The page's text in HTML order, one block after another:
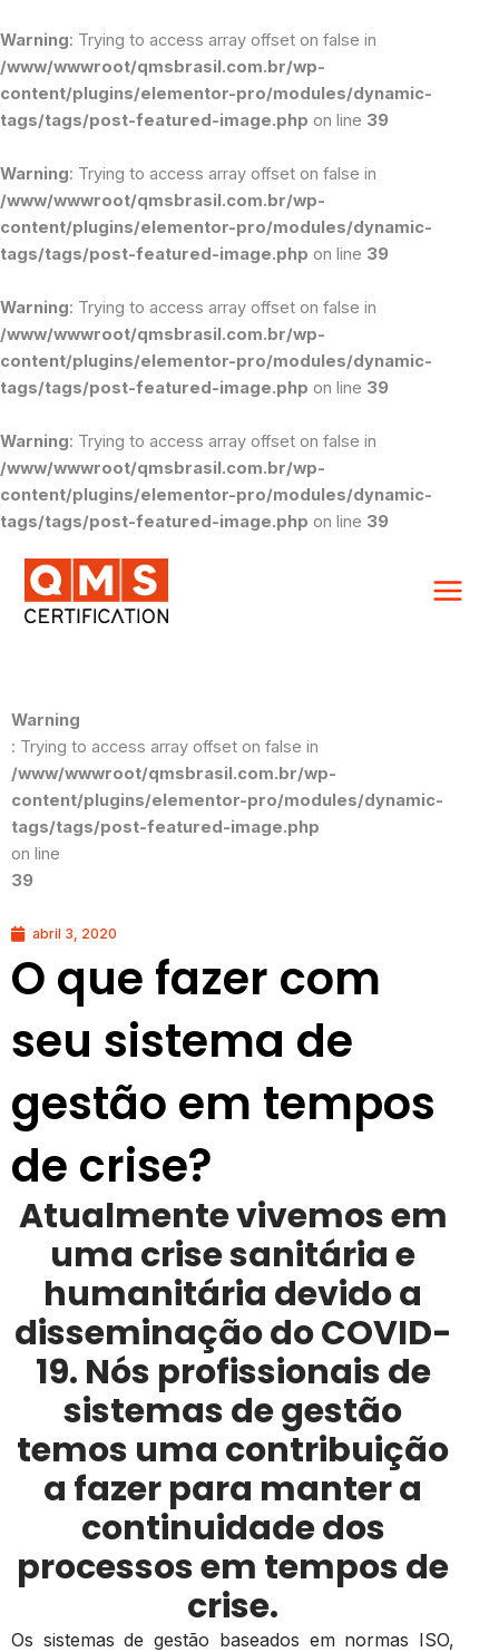
Warning: Trying to access array offset on false in
/www/wwwroot/qmsbrasil.com.br/wp-
content/plugins/elementor-pro/modules/dynamic-
tags/tags/post-featured-image.php on line 39
Warning: Trying to access array offset on false in
/www/wwwroot/qmsbrasil.com.br/wp-
content/plugins/elementor-pro/modules/dynamic-
tags/tags/post-featured-image.php on line 39
Warning: Trying to access array offset on false in
/www/wwwroot/qmsbrasil.com.br/wp-
content/plugins/elementor-pro/modules/dynamic-
tags/tags/post-featured-image.php on line 39
Warning: Trying to access array offset on false in
/www/wwwroot/qmsbrasil.com.br/wp-
content/plugins/elementor-pro/modules/dynamic-
tags/tags/post-featured-image.php on line 39
para
o
conteúdo
Warning
: Trying to access array offset on false in
/www/wwwroot/qmsbrasil.com.br/wp-
content/plugins/elementor-pro/modules/dynamic-
tags/tags/post-featured-image.php
on line
39
abril 3, 2020
O que fazer com
seu sistema de
gestão em tempos
de crise?
Atualmente vivemos em
uma crise sanitária e
humanitária devido a
disseminação do COVID-
19. Nós profissionais de
sistemas de gestão
temos uma contribuição
a fazer para manter a
continuidade dos
processos em tempos de
crise.
Os sistemas de gestão baseados em normas ISO,